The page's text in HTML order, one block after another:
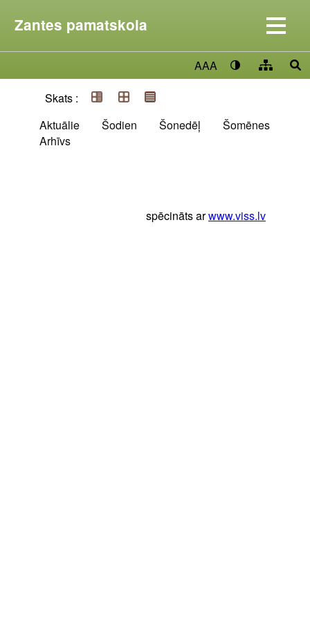
Zantes pamatskola
AAA
Skats :
Aktuālie
Šodien Šonedēļ
Šomēnes
Arhīvs
spēcināts arwww.viss.lv